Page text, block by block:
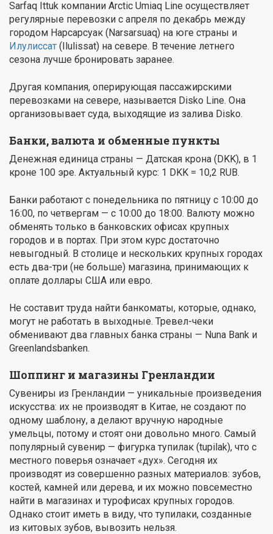
Sarfaq Ittuk компании Arctic Umiaq Line осуществляет
регулярные перевозки с апреля по декабрь между
городом Нарсарсуак (Narsarsuaq) на юге страны и
Илулиссат (Ilulissat) на севере. В течение летнего
сезона лучше бронировать заранее.
Другая компания, оперирующая пассажирскими
перевозками на севере, называется Disko Line. Она
организовывает суда, выходящие из залива Disko.
Банки, валюта и обменные пункты
Денежная единица страны — Датская крона (DKK), в 1
кроне 100 эре. Актуальный курс: 1 DKK = 10,2 RUB.
Банки работают с понедельника по пятницу с 10:00 до
16:00, по четвергам — с 10:00 до 18:00. Валюту можно
обменять только в банковских офисах крупных
городов и в портах. При этом курс достаточно
невыгодный. В столице и нескольких крупных городах
есть два-три (не больше) магазина, принимающих к
оплате доллары США или евро.
Не составит труда найти банкоматы, которые, однако,
могут не работать в выходные. Тревел-чеки
обменивают два главных банка страны — Nuna Bank и
Greenlandsbanken.
Шоппинг и магазины Гренландии
Сувениры из Гренландии — уникальные произведения
искусства: их не производят в Китае, не создают по
одному шаблону, а делают вручную народные
умельцы, потому и стоят они довольно много. Самый
популярный сувенир — фигурка тупилак (tupilak), что с
местного поверья означает «дух». Сегодня их
производят из совершенно разных материалов: зубов,
костей, камней или дерева, и их можно повсеместно
найти в магазинах и турофисах крупных городов.
Однако стоит иметь в виду, что тупилаки, созданные
из китовых зубов, вывозить нельзя.